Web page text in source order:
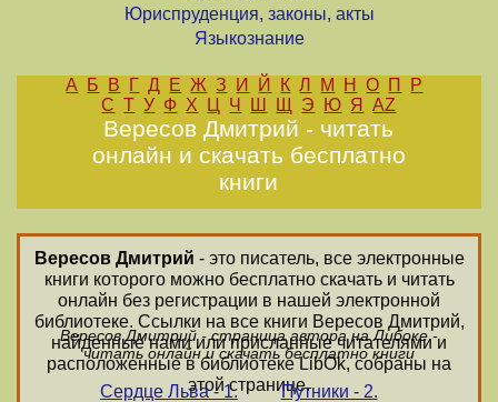
Юриспруденция, законы, акты
Языкознание
А Б В Г Д Е Ж З И Й К Л М Н О П
Р
С Т У Ф Х Ц Ч Ш Щ Э Ю Я AZ
Вересов Дмитрий - читать
онлайн и скачать бесплатно
книги
Вересов Дмитрий - это писатель, все электронные
книги которого можно бесплатно скачать и читать
онлайн без регистрации в нашей электронной
библиотеке. Ссылки на все книги Вересов Дмитрий,
найденные нами или присланные читателями и
расположенные в библиотеке LibOk, собраны на
этой странице.
Вересов Дмитрий - страница автора на Либоке -
читать онлайн и скачать бесплатно книги
Сердце Льва - 1.
Путники - 2.